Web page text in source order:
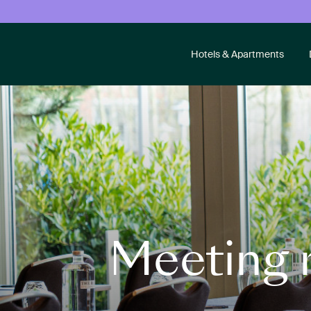
Hotels & Apartments
Meeting